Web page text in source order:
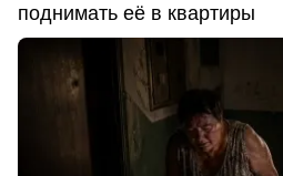
поднимать её в квартиры